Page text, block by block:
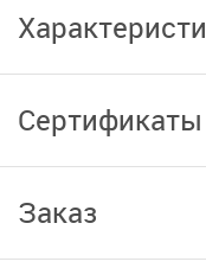
Сертификаты
Заказ